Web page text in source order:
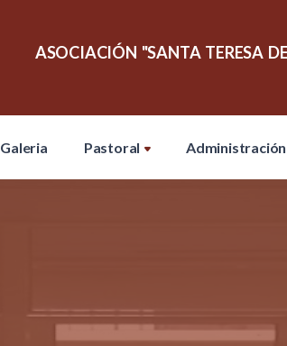
ASOCIACIÓN "SANTA TERESA
Galeria Pastoral Administración